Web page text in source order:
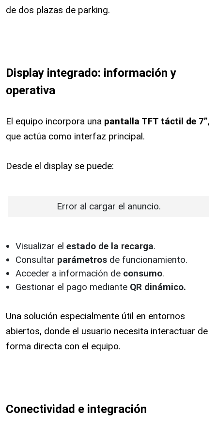
de dos plazas de parking.
Display integrado: información y
operativa
El equipo incorpora una pantalla TFT táctil de 7”,
que actúa como interfaz principal.
Desde el display se puede:
Error al cargar el anuncio.
Visualizar el estado de la recarga.
Consultar parámetros de funcionamiento.
Acceder a información de consumo.
Gestionar el pago mediante QR dinámico.
Una solución especialmente útil en entornos
abiertos, donde el usuario necesita interactuar de
forma directa con el equipo.
Conectividad e integración